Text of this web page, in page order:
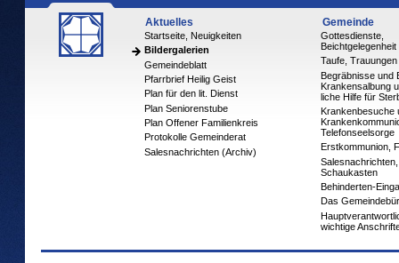
Aktuelles
Startseite, Neuigkeiten
Bildergalerien
Gemeindeblatt
Pfarrbrief Heilig Geist
Plan für den lit. Dienst
Plan Seniorenstube
Plan Offener Familienkreis
Protokolle Gemeinderat
Salesnachrichten (Archiv)
Gemeinde
Gottesdienste,
Beichtgelegenheit
Taufe, Trauungen
Begräbnisse und
Krankensalbung
liche Hilfe für
Krankenbesuche
Telefonseelsorge
Erstkommunion,
Salesnachrichten,
Schaukasten
Behinderten-
Das
wichtige